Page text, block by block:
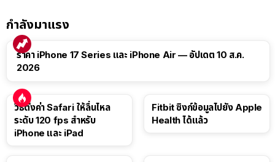
กำลังมาแรง
ราคา iPhone 17 Series และ iPhone Air — อัปเดต 10 ส.ค.
2026
วิธีตั้งค่า Safari ให้ลื่นไหล
ระดับ 120 fps สำหรับ
iPhone และ iPad
Fitbit ซิงก์ข้อมูลไปยัง Apple
Health ได้แล้ว